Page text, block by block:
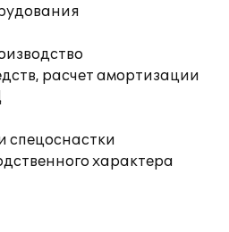
расчет амортизации
спецоснастки
характера